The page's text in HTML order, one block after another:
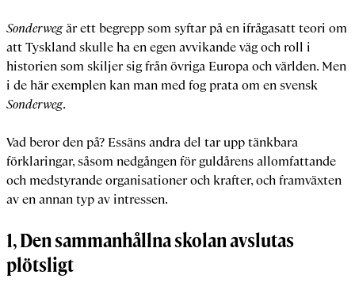
Sonderwegär ett begrepp som syftar på en ifrågasatt teori om
att Tyskland skulle ha en egen avvikande väg och roll i
historien som skiljer sig från övriga Europa och världen. Men
i de här exemplen kan man med fog prata om en svensk
Sonderweg.
Vad beror den på? Essäns andra del tar upp tänkbara
förklaringar, såsom nedgången för guldårens allomfattande
och medstyrande organisationer och krafter, och framväxten
av en annan typ av intressen.
1, Den sammanhållna skolan avslutas
plötsligt